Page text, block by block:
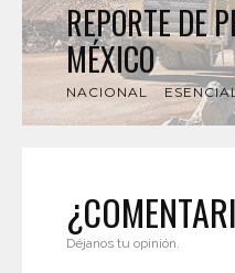
REPORTE DE
MÉXICO
NACIONAL
Déjanos tu opinión.